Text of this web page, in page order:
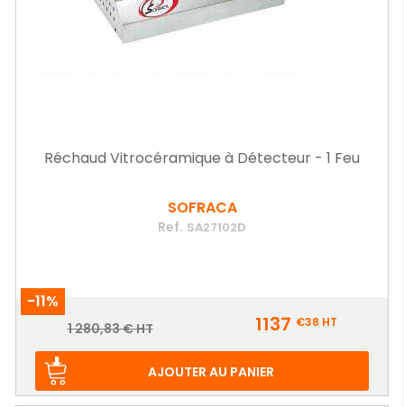
Réchaud Vitrocéramique à Détecteur - 1 Feu
SOFRACA
Ref. SA27102D
-11%
Prix
Prix
1 280,83 € HT 1137 €38 HT
AJOUTER AU PANIER